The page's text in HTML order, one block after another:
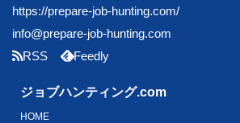
https://prepare-job-hunting.com/
info@prepare-job-hunting.com
RSS
Feedly
ジョブハンティング.com
HOME